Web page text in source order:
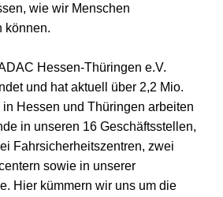
wie wir Menschen
können.
Hessen-Thüringen e.V.
und hat aktuell über 2,2 Mio.
in Hessen und Thüringen arbeiten
in unseren 16 Geschäftsstellen,
Fahrsicherheitszentren, zwei
sowie in unserer
Hier kümmern wir uns um die